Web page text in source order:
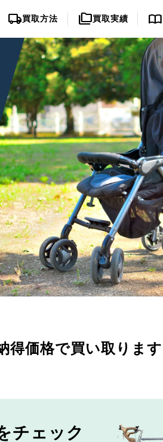
local_shipping買取方法 folder_copy買取実績 import_contacts
得価格で買い取ります
チェック